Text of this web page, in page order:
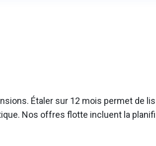
Étaler sur 12 mois permet de
Nos offres flotte incluent la